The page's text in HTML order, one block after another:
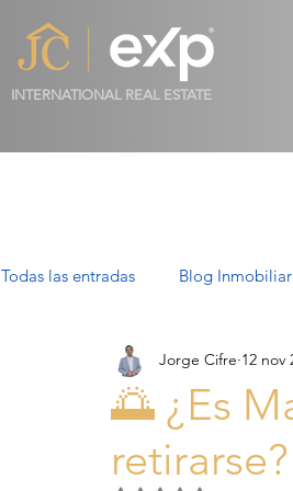
INTERNATIONAL REAL ESTATE
Todas las entradas Blog
Propiedades de Lujo en Mallorca
Villas en Mallorca: Lujo, Estilo
🌅 ¿Es
retirarse?
Jorge Cifre 12 nov